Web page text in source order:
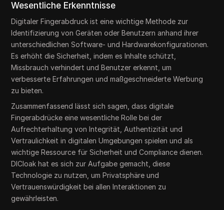
Wesentliche Erkenntnisse
Digitaler Fingerabdruck ist eine wichtige Methode zur
Identifizierung von Geräten oder Benutzern anhand ihrer
unterschiedlichen Software- und Hardwarekonfigurationen.
Es erhöht die Sicherheit, indem es Inhalte schützt,
Missbrauch verhindert und Benutzer erkennt, um
verbesserte Erfahrungen und maßgeschneiderte Werbung
zu bieten.
Zusammenfassend lässt sich sagen, dass digitale
Fingerabdrücke eine wesentliche Rolle bei der
Aufrechterhaltung von Integrität, Authentizität und
Vertraulichkeit in digitalen Umgebungen spielen und als
wichtige Ressource für Sicherheit und Compliance dienen.
DICloak hat es sich zur Aufgabe gemacht, diese
Technologie zu nutzen, um Privatsphäre und
Vertrauenswürdigkeit bei allen Interaktionen zu
gewährleisten.